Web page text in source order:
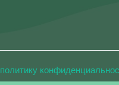
политику